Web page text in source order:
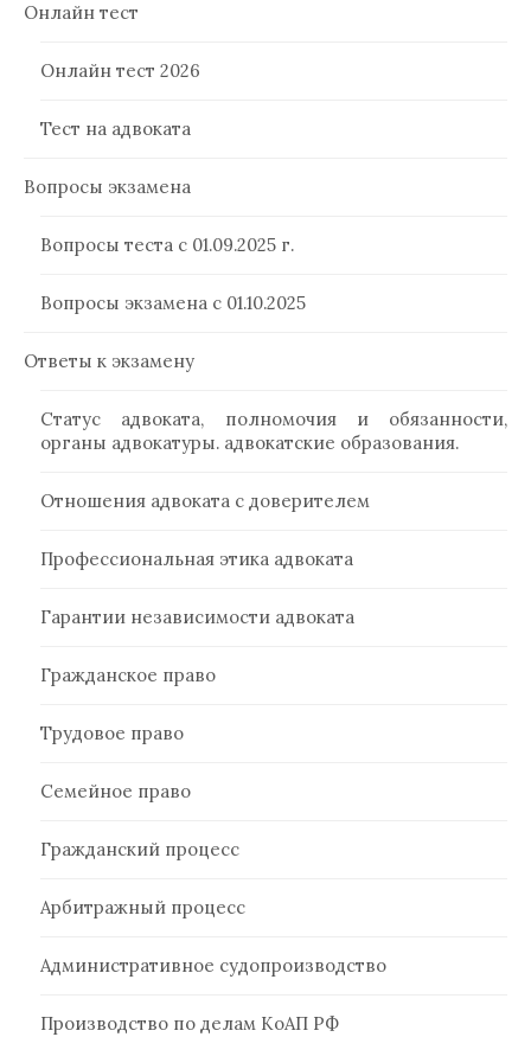
Онлайн тест
Онлайн тест 2026
Тест на адвоката
Вопросы экзамена
Вопросы теста с 01.09.2025 г.
Вопросы экзамена с 01.10.2025
Ответы к экзамену
Статус адвоката, полномочия и обязанности,
органы адвокатуры. адвокатские образования.
Отношения адвоката с доверителем
Профессиональная этика адвоката
Гарантии независимости адвоката
Гражданское право
Трудовое право
Семейное право
Гражданский процесс
Арбитражный процесс
Административное судопроизводство
Производство по делам КоАП РФ